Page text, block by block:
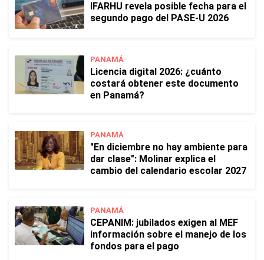
IFARHU revela posible fecha para el
segundo pago del PASE-U 2026
PANAMÁ
Licencia digital 2026: ¿cuánto
costará obtener este documento
en Panamá?
PANAMÁ
"En diciembre no hay ambiente para
dar clase": Molinar explica el
cambio del calendario escolar 2027
PANAMÁ
CEPANIM: jubilados exigen al MEF
información sobre el manejo de los
fondos para el pago